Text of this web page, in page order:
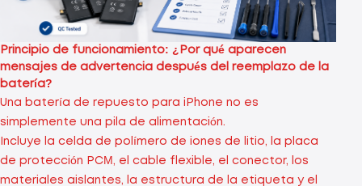
Principio de funcionamiento: ¿Por qué aparecen
mensajes de advertencia después del reemplazo de la
batería?
Una batería de repuesto para iPhone no es
simplemente una pila de alimentación.
Incluye la celda de polímero de iones de litio, la placa
de protección PCM, el cable flexible, el conector, los
materiales aislantes, la estructura de la etiqueta y el